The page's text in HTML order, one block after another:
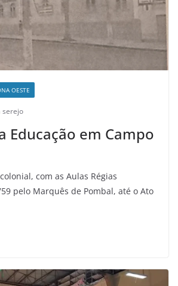
OESTE
serejo
Educação em Campo
com as Aulas Régias
pelo Marquês de Pombal, até o Ato